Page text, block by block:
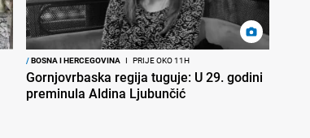
/BOSNA I HERCEGOVINA I PRIJE OKO 11H
Gornjovrbaska regija tuguje: U 29. godini
preminula Aldina Ljubunčić